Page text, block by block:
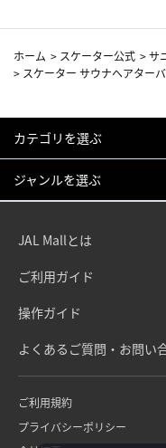
ホーム > スケーター公式 >サ
> スケーター サウナヘアター
カテゴリを選ぶ
ジャンルを選ぶ
JAL Mallとは
ご利用ガイド
操作ガイド
よくあるご質問・お問い
ご利用規約
プライバシーポリシー